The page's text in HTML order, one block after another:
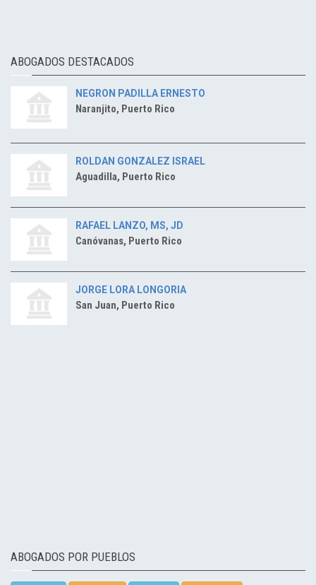
ABOGADOS DESTACADOS
NEGRON PADILLA ERNESTO
Naranjito, Puerto Rico
ROLDAN GONZALEZ ISRAEL
Aguadilla, Puerto Rico
RAFAEL LANZO, MS, JD
Canóvanas, Puerto Rico
JORGE LORA LONGORIA
San Juan, Puerto Rico
ABOGADOS POR PUEBLOS